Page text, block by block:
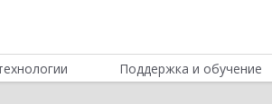
Поддержка и обучение